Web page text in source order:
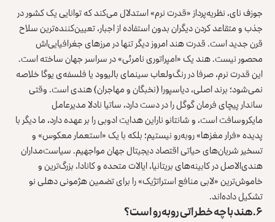
جوزف نای، نظریه‌پرداز «قدرت نرم» استدلال می‌کند که توانایی یک کشور در
جذب و متقاعد کردن دیگران بدون استفاده از اجبار، تعیین‌کننده‌ترین سلاح
قرن جدید است. قدرت هند امروز دیگر تنها در مرزهای جغرافیایی‌اش
محصور نیست. هند یک «امپراتوری نامرئی» در سراسر جهان ساخته است.
این قدرت نرم، صرفا در رنگ‌ولعاب سینمای بالیوود یا فلسفه‌ی یوگا خلاصه
نمی‌شود؛ برند اصلی، دیاسپورا (نخبگان و مهاجران) هندی است. وقتی
ساندار پیچای فرمان گوگل را در دست دارد، ساتیا نادلا مدیرعامل
مایکروسافت است، و شانتانو ناراین هدایت ادوبی را بر عهده دارد، ما دیگر با
پدیده «فرار مغزها» روبه‌رو نیستیم؛ بلکه با یک «استعمار معکوس» و
تسخیر شریان‌های حیاتی اقتصاد دیجیتال جهان مواجهیم. سیاست‌مداران
هندی‌الاصل در کابینه‌های بریتانیا، ایالات متحده و کانادا، بزرگ‌ترین و
خاموش‌ترین «لابی منافع استراتژیک» را برای تضمین هژمونی دهلی‌ نو
تشکیل داده‌اند.
۶. هند با چه خطراتی روبه‌رو است؟